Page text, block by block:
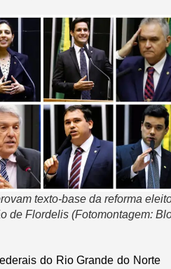
texto-base da reforma
de Flordelis (Fotomontagem:
do Rio Grande do Norte